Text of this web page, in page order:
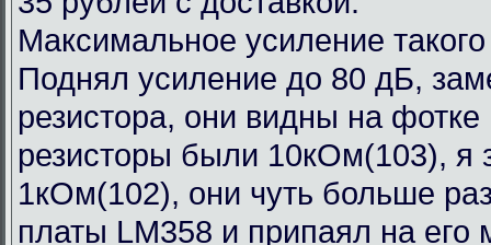
Максимальное усиление
Поднял усиление до 80 дБ,
резистора, они видны на
резисторы были 10кОм(103), я
1кОм(102), они чуть больше
платы LM358 и припаял на его